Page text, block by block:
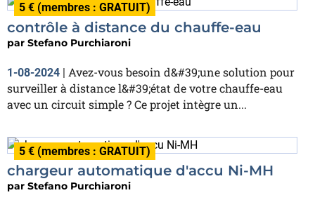
5 € (membres : GRATUIT)
contrôle à distance du chauffe-eau
par Stefano Purchiaroni
1-08-2024 | Avez-vous besoin d&#39;une solution pour
surveiller à distance l&#39;état de votre chauffe-eau
avec un circuit simple ? Ce projet intègre un...
5 € (membres : GRATUIT)
chargeur automatique d'accu Ni-MH
par Stefano Purchiaroni